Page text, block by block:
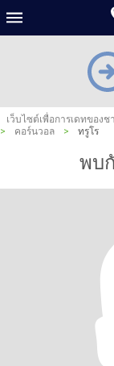
เว็บไซต์เพื่อการเดทของช
>
คอร์นวอล > ทรูโร
พบ